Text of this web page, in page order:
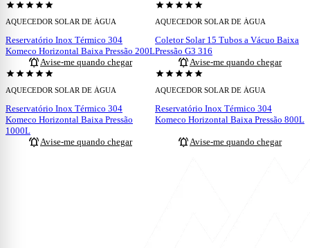
starstarstarstarstar
AQUECEDOR SOLAR DE ÁGUA
Reservatório Inox Térmico 304
Komeco Horizontal Baixa Pressão 200L
notifications_active Avise-me quando chegar
starstarstarstarstar
AQUECEDOR SOLAR DE ÁGUA
Coletor Solar 15 Tubos a Vácuo Baixa
Pressão G3 316
notifications_active Avise-me quando chegar
ESGOTADO
starstarstarstarstar
AQUECEDOR SOLAR DE ÁGUA
Reservatório Inox Térmico 304
Komeco Horizontal Baixa Pressão
1000L
notifications_active Avise-me quando chegar
ESGOTADO
starstarstarstarstar
AQUECEDOR SOLAR DE ÁGUA
Reservatório Inox Térmico 304
Komeco Horizontal Baixa Pressão 800L
notifications_active Avise-me quando chegar